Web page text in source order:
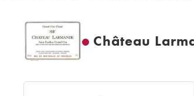
Château